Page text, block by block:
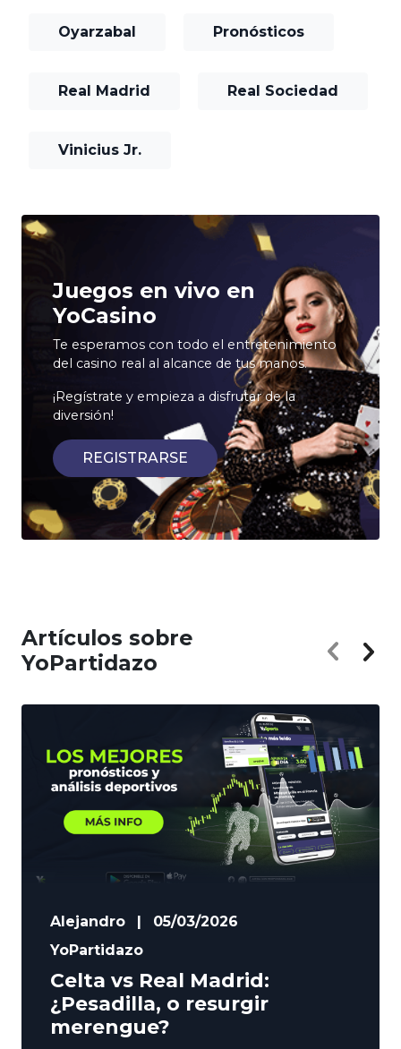
Oyarzabal Pronósticos
Real Madrid Real Sociedad
Vinicius Jr.
Juegos en vivo en
YoCasino
Te esperamos con todo el entretenimiento
del casino real al alcance de tus manos.
¡Regístrate y empieza a disfrutar de la
diversión!
REGISTRARSE
Artículos sobre
YoPartidazo
Alejandro
05/03/2026
YoPartidazo
Celta vs Real Madrid:
¿Pesadilla, o resurgir
merengue?